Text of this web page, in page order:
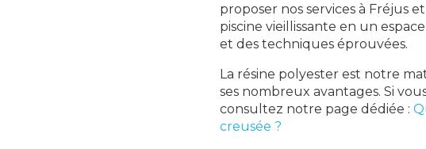
proposer nos services à Fréjus
piscine vieillissante en un
et des techniques éprouvées.
La résine polyester est notre
ses nombreux avantages. Si
consultez notre page dédiée :
creusée ?